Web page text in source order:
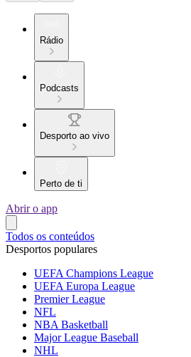
Rádio
Podcasts
Desporto ao vivo
Perto de ti
Abrir o app
Todos os conteúdos
Desportos populares
UEFA Champions League
UEFA Europa League
Premier League
NFL
NBA Basketball
Major League Baseball
NHL